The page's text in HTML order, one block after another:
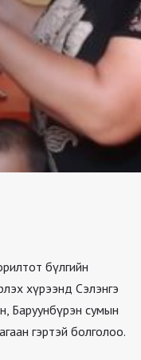
бүлгийн
хүрээнд Сэлэнгэ
Баруунбүрэн сумын
гэртэй болголоо.